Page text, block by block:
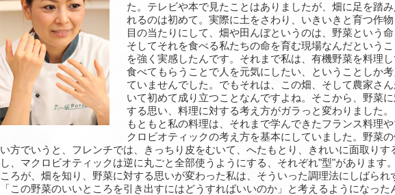
た。テレビや本で見たことはありましたが、畑に足を踏み
れるのは初めて。実際に土をさわり、いきいきと育つ作物
目の当たりにして、畑や田んぼというのは、野菜という命
そしてそれを食べる私たちの命を育む現場なんだというこ
を強く実感したんです。それまで私は、有機野菜を料理し
食べてもらうことで人を元気にしたい、ということしか考
ていませんでした。でもそれは、この畑、そして農家さ
いて初めて成り立つことなんですよね。そこから、野菜
する思い、料理に対する考え方がガラっと変わりました。
もともと私の料理は、それまで学んできたフランス料理や
クロビオティックの考え方を基本にしていました。野菜の
い方でいうと、フレンチでは、きっちり皮をむいて、へたもとり、きれいに面取りす
し、マクロビオティックは逆に丸ごと全部使うようにする、それぞれ"型"があります
ころが、畑を知り、野菜に対する思いが変わった私は、そういった調理法にしばられ
「この野菜のいいところを引き出すにはどうすればいいのか」と考えるようになった